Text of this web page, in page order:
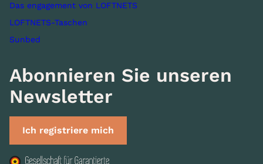
Das engagement von LOFTNETS
LOFTNETS-Taschen
Sunbed
Abonnieren Sie unseren
Newsletter
Ich registriere mich